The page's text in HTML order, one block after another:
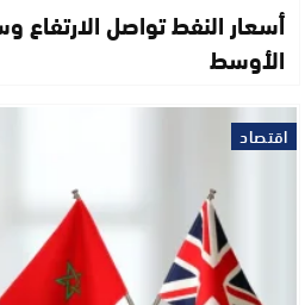
أسعار النفط تواصل
الأوسط
اقتصاد